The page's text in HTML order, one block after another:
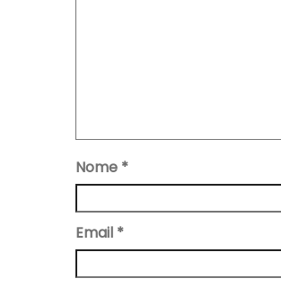
Nome *
Email *